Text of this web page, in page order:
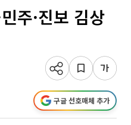
주·진보 김상
구글 선호매체 추가